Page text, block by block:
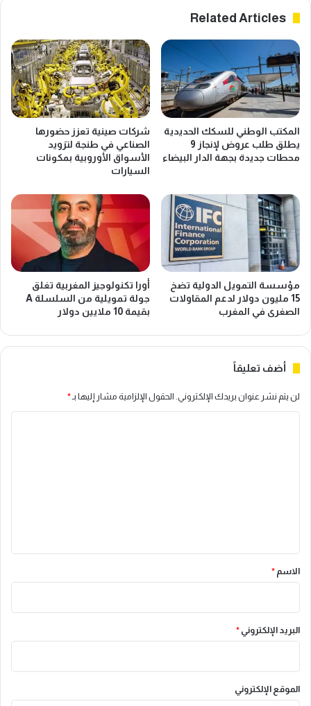
Related Articles
المكتب الوطني للسكك الحديدية
يطلق طلب عروض لإنجاز 9
محطات جديدة بجهة الدار البيضاء
شركات صينية تعزز حضورها
الصناعي في طنجة لتزويد
الأسواق الأوروبية بمكونات
السيارات
مؤسسة التمويل الدولية تضخ
15 مليون دولار لدعم المقاولات
الصغرى في المغرب
أورا تكنولوجيز المغربية تغلق
جولة تمويلية من السلسلة A
بقيمة 10 ملايين دولار
أضف تعليقاً
لن يتم نشر عنوان بريدك الإلكتروني. الحقول الإلزامية مشار إليها بـ*
*
الاسم *
البريد الإلكتروني *
الموقع الإلكتروني